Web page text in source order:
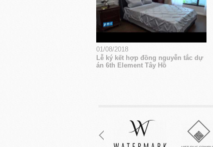
01/08/2018
Lễ ký kết hợp đồng nguyễn tắc dự
án 6th Element Tây Hồ